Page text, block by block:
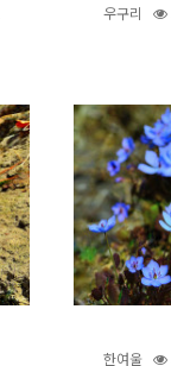
우구리
한여울